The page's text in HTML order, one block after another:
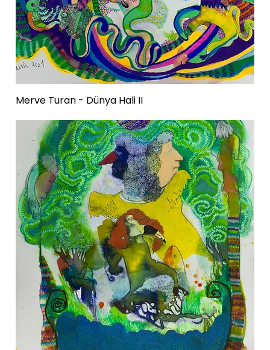
Merve Turan - Dünya Hali II